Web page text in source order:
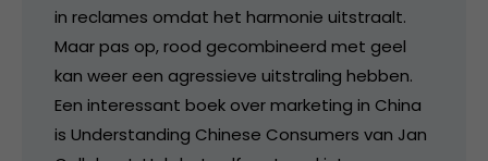
in reclames omdat het harmonie uitstraalt.
Maar pas op, rood gecombineerd met geel
kan weer een agressieve uitstraling hebben.
Een interessant boek over marketing in China
is Understanding Chinese Consumers van Jan